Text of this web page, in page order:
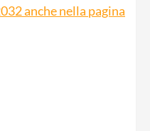
anche nella pagina